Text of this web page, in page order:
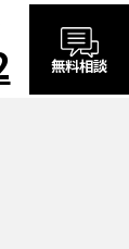
無料相談